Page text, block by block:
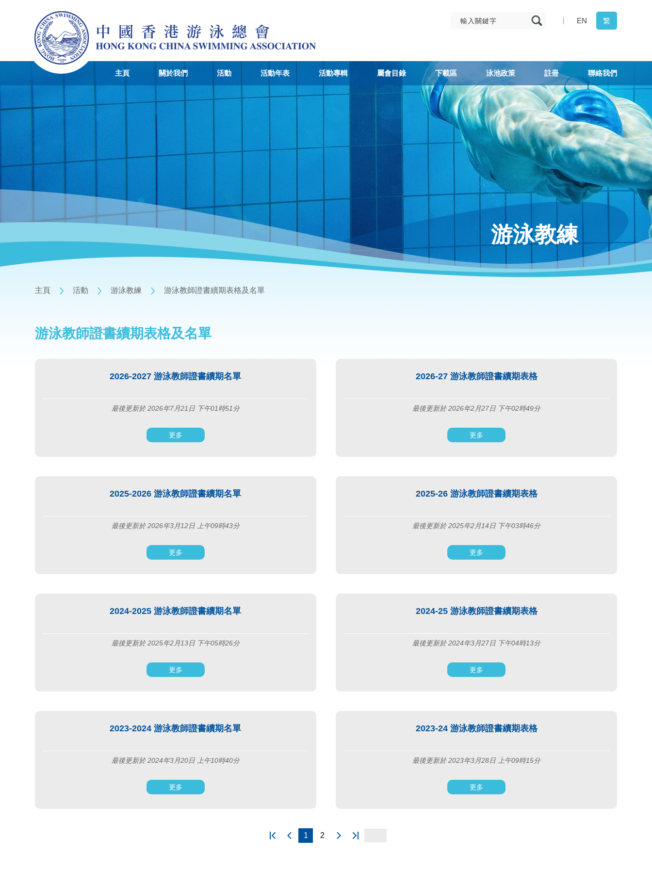
EN 繁
主頁 關於我們 活動 活動年表 活動專輯 屬會目錄 下載區 泳池政策 註冊 聯絡我們
游泳教練
主頁 活動 游泳教練 游泳教師證書續期表格及名單
游泳教師證書續期表格及名單
2026-2027 游泳教師證書續期名單
最後更新於 2026年7月21日 下午01時51分
更多
2026-27 游泳教師證書續期表格
最後更新於 2026年2月27日 下午02時49分
更多
2025-2026 游泳教師證書續期名單
最後更新於 2026年3月12日 上午09時43分
更多
2025-26 游泳教師證書續期表格
最後更新於 2025年2月14日 下午03時46分
更多
2024-2025 游泳教師證書續期名單
最後更新於 2025年2月13日 下午05時26分
更多
2024-25 游泳教師證書續期表格
最後更新於 2024年3月27日 下午04時13分
更多
2023-2024 游泳教師證書續期名單
最後更新於 2024年3月20日 上午10時40分
更多
2023-24 游泳教師證書續期表格
最後更新於 2023年3月28日 上午09時15分
更多
1 2